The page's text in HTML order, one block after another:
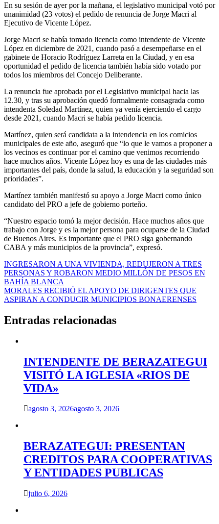
En su sesión de ayer por la mañana, el legislativo municipal votó por
unanimidad (23 votos) el pedido de renuncia de Jorge Macri al
Ejecutivo de Vicente López.
Jorge Macri se había tomado licencia como intendente de Vicente
López en diciembre de 2021, cuando pasó a desempeñarse en el
gabinete de Horacio Rodríguez Larreta en la Ciudad, y en esa
oportunidad el pedido de licencia también había sido votado por
todos los miembros del Concejo Deliberante.
La renuncia fue aprobada por el Legislativo municipal hacia las
12.30, y tras su aprobación quedó formalmente consagrada como
intendenta Soledad Martínez, quien ya venía ejerciendo el cargo
desde 2021, cuando Macri se había pedido licencia.
Martínez, quien será candidata a la intendencia en los comicios
municipales de este año, aseguró que “lo que le vamos a proponer a
los vecinos es continuar por el camino que venimos recorriendo
hace muchos años. Vicente López hoy es una de las ciudades más
importantes del país, donde la salud, la educación y la seguridad son
prioridades”.
Martínez también manifestó su apoyo a Jorge Macri como único
candidato del PRO a jefe de gobierno porteño.
“Nuestro espacio tomó la mejor decisión. Hace muchos años que
trabajo con Jorge y es la mejor persona para ocuparse de la Ciudad
de Buenos Aires. Es importante que el PRO siga gobernando
CABA y más municipios de la provincia”, expresó.
Navegación
de
entradas
INGRESARON A UNA VIVIENDA, REDUJERON A TRES
PERSONAS Y ROBARON MEDIO MILLÓN DE PESOS EN
BAHÍA BLANCA
MORALES RECIBIÓ EL APOYO DE DIRIGENTES QUE
ASPIRAN A CONDUCIR MUNICIPIOS BONAERENSES
Entradas relacionadas
INTENDENTE DE BERAZATEGUI
VISITÓ LA IGLESIA «RIOS DE
VIDA»
agosto 3, 2026agosto 3, 2026
BERAZATEGUI: PRESENTAN
CREDITOS PARA COOPERATIVAS
Y ENTIDADES PUBLICAS
julio 6, 2026